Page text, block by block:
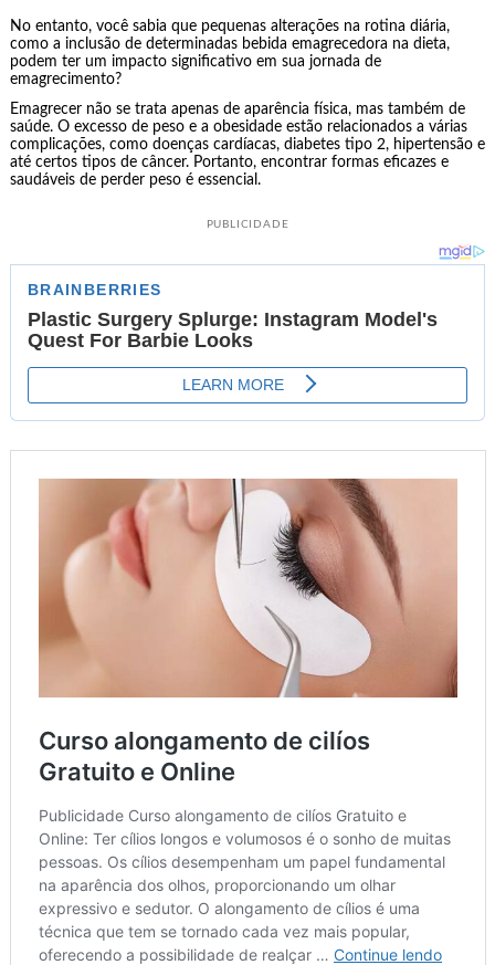
No entanto, você sabia que pequenas alterações na rotina diária,
como a inclusão de determinadas bebida emagrecedora na dieta,
podem ter um impacto significativo em sua jornada de
emagrecimento?
Emagrecer não se trata apenas de aparência física, mas também de
saúde. O excesso de peso e a obesidade estão relacionados a várias
complicações, como doenças cardíacas, diabetes tipo 2, hipertensão e
até certos tipos de câncer. Portanto, encontrar formas eficazes e
saudáveis de perder peso é essencial.
PUBLICIDADE